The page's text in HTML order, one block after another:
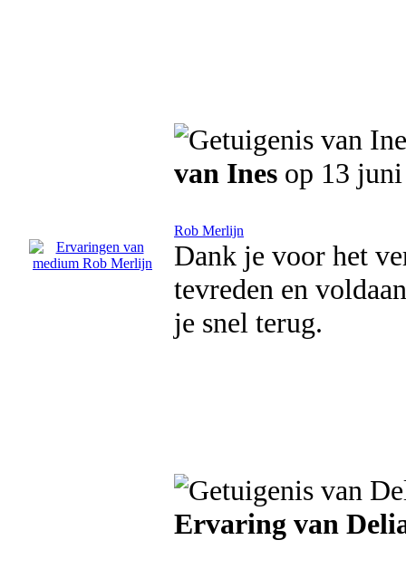
van Ines op 13
Rob Merlijn
Dank je voor het
tevreden en
je snel terug.
Ervaring van